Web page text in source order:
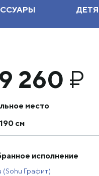
260 ₽
место
см
исполнение
(Sohu Графит)